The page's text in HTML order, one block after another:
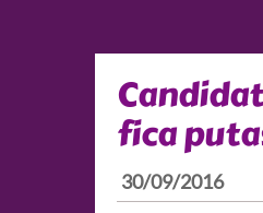
fica
30/09/2016